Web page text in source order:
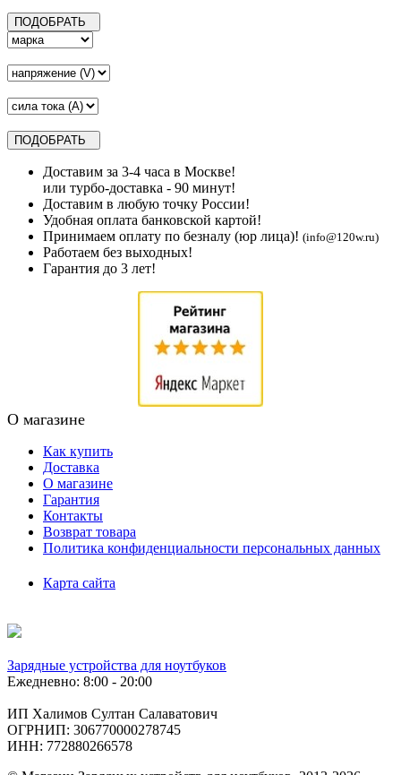
Доставим за 3-4 часа в Москве!
или турбо-доставка - 90 минут!
Доставим в любую точку России!
Удобная оплата банковской картой!
Принимаем оплату по безналу (юр лица)! (info@120w.ru)
Работаем без выходных!
Гарантия до 3 лет!
О магазине
Как купить
Доставка
О магазине
Гарантия
Контакты
Возврат товара
Политика конфиденциальности персональных данных
Карта сайта
Зарядные устройства для ноутбуков
Ежедневно: 8:00 - 20:00
ИП Халимов Султан Салаватович
ОГРНИП: 306770000278745
ИНН: 772880266578